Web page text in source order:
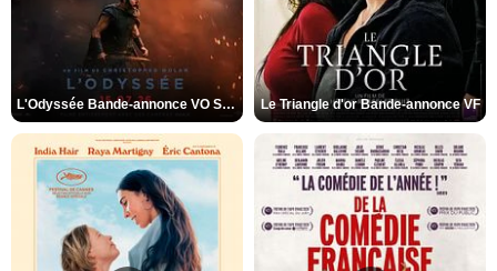
L'Odyssée Bande-annonce VO STFR Le Triangle d'or Bande-annonce VF